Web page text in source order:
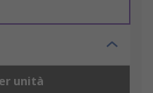
unità